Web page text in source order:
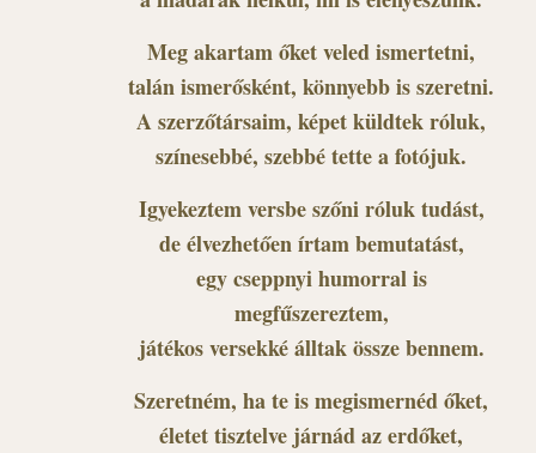
Meg akartam őket veled ismertetni,
talán ismerősként, könnyebb is szeretni.
A szerzőtársaim, képet küldtek róluk,
színesebbé, szebbé tette a fotójuk.
Igyekeztem versbe szőni róluk tudást,
de élvezhetően írtam bemutatást,
egy cseppnyi humorral is
megfűszereztem,
játékos versekké álltak össze bennem.
Szeretném, ha te is megismernéd őket,
életet tisztelve járnád az erdőket,